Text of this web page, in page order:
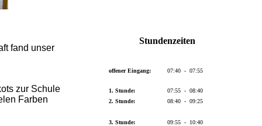
fand unser
zur Schule
Farben
Stundenzeiten
offener Eingang:
1. Stunde:
2. Stunde:
3. Stunde:
07:40 - 07:55
07:55 - 08:40
08:40 - 09:25
09:55 - 10:40